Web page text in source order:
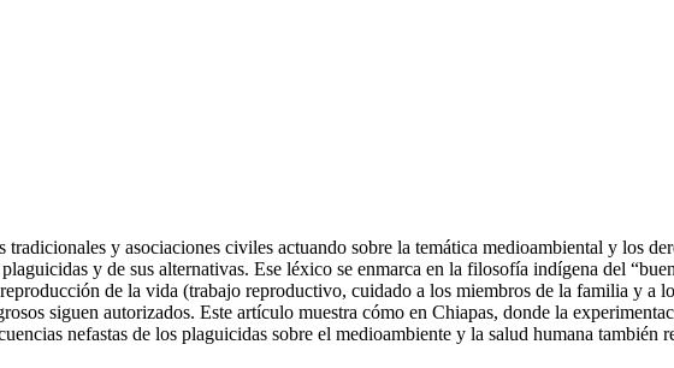
y asociaciones civiles actuando sobre la temática medioambiental y los
y de sus alternativas. Ese léxico se enmarca en la filosofía indígena del
de la vida (trabajo reproductivo, cuidado a los miembros de la familia y a
siguen autorizados. Este artículo muestra cómo en Chiapas, donde la
nefastas de los plaguicidas sobre el medioambiente y la salud humana también